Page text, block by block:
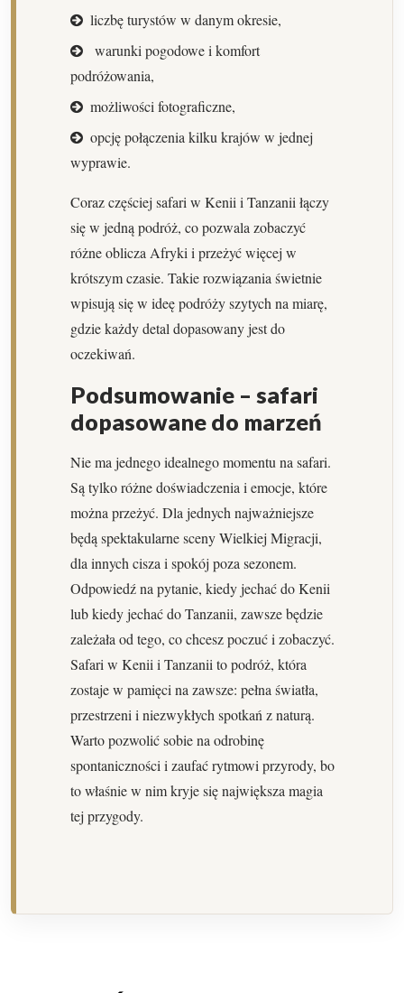
liczbę turystów w danym okresie,
warunki pogodowe i komfort
podróżowania,
możliwości fotograficzne,
opcję połączenia kilku krajów w jednej
wyprawie.
Coraz częściej safari w Kenii i Tanzanii łączy
się w jedną podróż, co pozwala zobaczyć
różne oblicza Afryki i przeżyć więcej w
krótszym czasie. Takie rozwiązania świetnie
wpisują się w ideę podróży szytych na miarę,
gdzie każdy detal dopasowany jest do
oczekiwań.
Podsumowanie – safari
dopasowane do marzeń
Nie ma jednego idealnego momentu na safari.
Są tylko różne doświadczenia i emocje, które
można przeżyć. Dla jednych najważniejsze
będą spektakularne sceny Wielkiej Migracji,
dla innych cisza i spokój poza sezonem.
Odpowiedź na pytanie, kiedy jechać do Kenii
lub kiedy jechać do Tanzanii, zawsze będzie
zależała od tego, co chcesz poczuć i zobaczyć.
Safari w Kenii i Tanzanii to podróż, która
zostaje w pamięci na zawsze: pełna światła,
przestrzeni i niezwykłych spotkań z naturą.
Warto pozwolić sobie na odrobinę
spontaniczności i zaufać rytmowi przyrody, bo
to właśnie w nim kryje się największa magia
tej przygody.